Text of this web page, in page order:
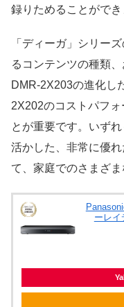
録りためることができ
「ディーガ」シリー
るコンテンツの種類
DMR-2X203の進化し
2X202のコストパフ
とが重要です。いず
活かした、非常に優
て、家庭でのさまざ
ーレイ